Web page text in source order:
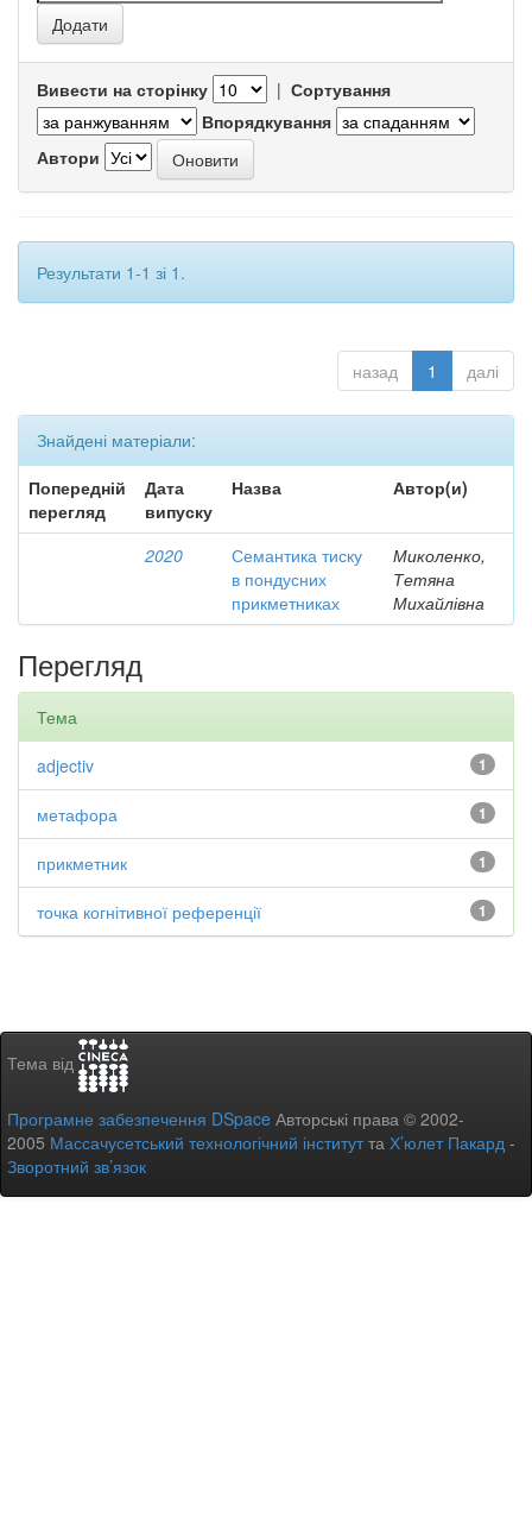
Вивести на сторінку | Сортування
Впорядкування
Автори
Результати 1-1 зі 1.
назад 1 далі
Знайдені матеріали:
Попередній
перегляд
Дата
випуску
Назва Автор(и)
2020
Семантика тиску
в пондусних
прикметниках
Миколенко,
Тетяна
Михайлівна
Перегляд
Тема
1
adjectiv
1
метафора
1
прикметник
1
точка когнітивної референції
Тема від
Програмне забезпечення DSpace Авторські права © 2002-
2005 Массачусетський технологічний інститутта Х’юлет Пакард -
Зворотний зв’язок